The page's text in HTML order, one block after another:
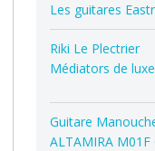
Les guitares
Riki Le Plectrier
Médiators de luxe
Guitare
ALTAMIRA M01F